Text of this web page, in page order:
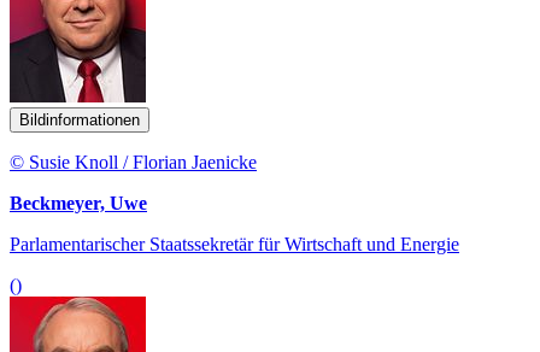
Bildinformationen
© Susie Knoll / Florian Jaenicke
Beckmeyer, Uwe
Parlamentarischer Staatssekretär für Wirtschaft und Energie
()